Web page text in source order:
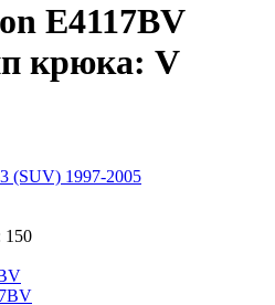
E4117BV
крюка: V
(SUV) 1997-2005
150